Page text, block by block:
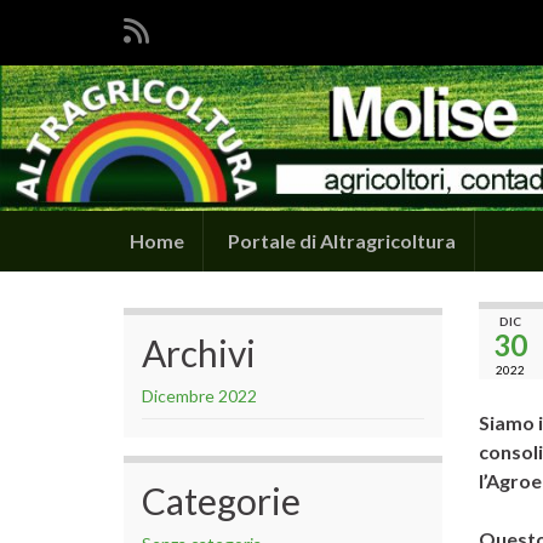
Home Portale di Altragricoltura
DIC
30
2022
Siamo
Archivi
Dicembre 2022
Categorie